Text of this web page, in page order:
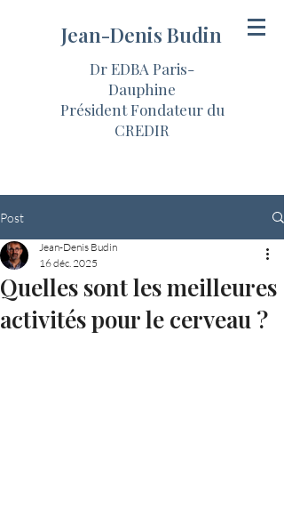
Dr EDBA Paris-
Dauphine
Président Fondateur du
CREDIR
Jean-Denis Budin
Post
Quelles sont les meilleures
activités pour le cerveau ?
Jean-Denis Budin
16 déc. 2025